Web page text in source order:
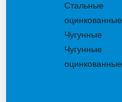
Стальные
оцинкованные
Чугунные
Чугунные
оцинкованные